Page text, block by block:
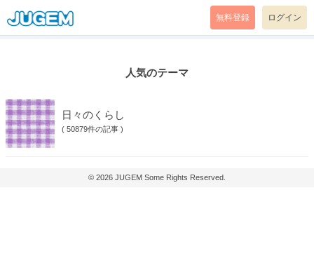
無料登録 ログイン
人気のテーマ
日々のくらし
( 50879件の記事 )
© 2026 JUGEM Some Rights Reserved.